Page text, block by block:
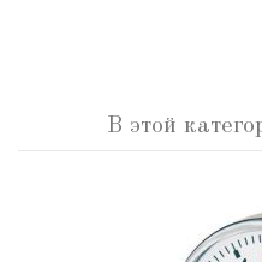
В этой